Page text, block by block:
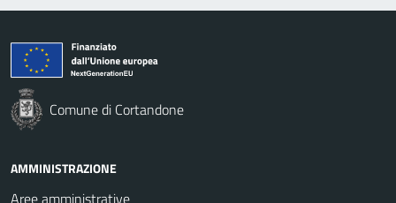
Comune di Cortandone
AMMINISTRAZIONE
Aree amministrative